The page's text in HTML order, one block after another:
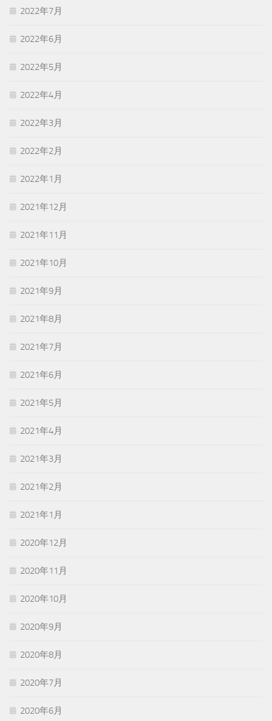
2022年7月
2022年6月
2022年5月
2022年4月
2022年3月
2022年2月
2022年1月
2021年12月
2021年11月
2021年10月
2021年9月
2021年8月
2021年7月
2021年6月
2021年5月
2021年4月
2021年3月
2021年2月
2021年1月
2020年12月
2020年11月
2020年10月
2020年9月
2020年8月
2020年7月
2020年6月